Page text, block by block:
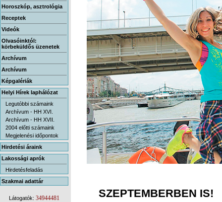
Horoszkóp, asztrológia
Receptek
Videók
Olvasóinktól:
körbeküldős üzenetek
Archívum
Archívum
Képgalériák
Helyi Hírek laphálózat
Legutóbbi számaink
Archívum - HH XVI.
Archívum - HH XVII.
2004 előtti számaink
Megjelenési időpontok
Hirdetési áraink
Lakossági aprók
Hirdetésfeladás
Szakmai adattár
Látogatók: 34944481
SZEPTEMBERBEN IS!